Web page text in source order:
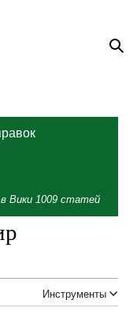
Вики 1009 статей
Инструменты